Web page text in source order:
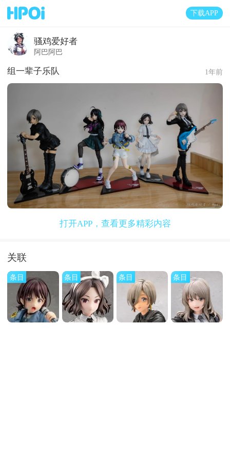
下载APP
骚鸡爱好者
阿巴阿巴
组一辈子乐队 1年前
打开APP，查看更多精彩内容
关联
条目 条目 条目 条目